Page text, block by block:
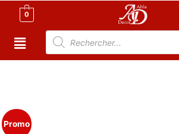
0
Promo